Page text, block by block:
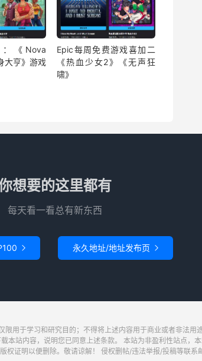
《Nova
大亨》游戏
Epic每周免费游戏喜加二
《热血少女2》《无声狂
啸》
想要的这里都有
每天看一看总有新东西
 永久地址/地址发布页 
用于学习和研究目的；不得将上述内容用于商业或者非法
站内容，说明您已同意上述条款。 本站为非盈利性站点，
权证明以便删除。敬请谅解！ 侵权删帖/违法举报/投稿等联